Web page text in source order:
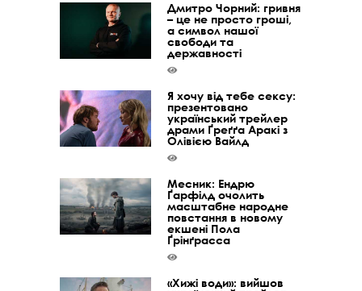
Дмитро Чорний: гривня
– це не просто гроші,
а символ нашої
свободи та
державності
Я хочу від тебе сексу:
презентовано
український трейлер
драми Ґреґґа Аракі з
Олівією Вайлд
Месник: Ендрю
Ґарфілд очолить
масштабне народне
повстання в новому
екшені Пола
Ґрінґрасса
«Хижі води»: вийшов